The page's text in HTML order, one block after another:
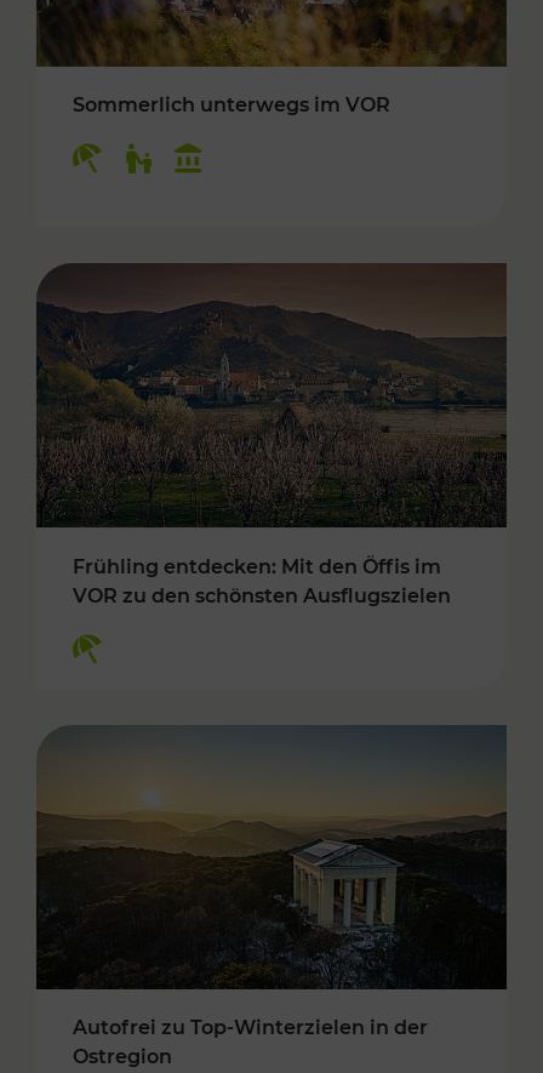
Sommerlich unterwegs im VOR
Frühling entdecken: Mit den Öffis im
VOR zu den schönsten Ausflugszielen
Autofrei zu Top-Winterzielen in der
Ostregion